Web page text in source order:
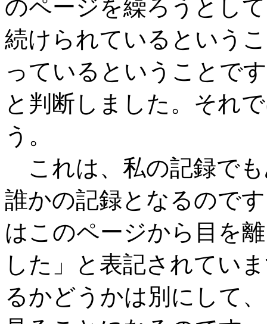
のページを繰ろうとし
続けられているという
っているということで
と判断しました。それ
う。
これは、私の記録で
誰かの記録となるので
はこのページから目を
した」と表記されてい
るかどうかは別にして